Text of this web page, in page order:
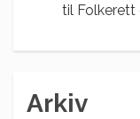
til Folkerett
Arkiv